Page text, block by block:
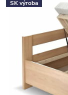
SK výroba